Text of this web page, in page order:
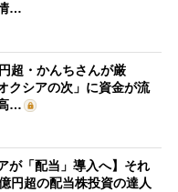
…
超・かんちさんが厳
クシアの次」に資金が流
…
が「配当」導入へ】それ
円超の配当株投資の達人